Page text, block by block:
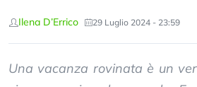
Ilena D’Errico 29 Luglio 2024 - 23:59
Una vacanza rovinata è un